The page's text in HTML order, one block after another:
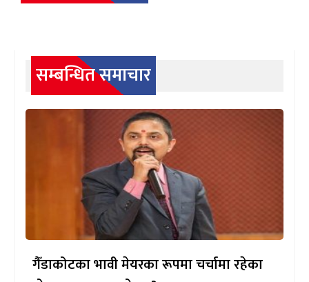
सम्बन्धित समाचार
गैँडाकोटका भावी मेयरका रूपमा चर्चामा रहेका